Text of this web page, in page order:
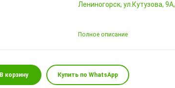
Лениногорск, ул.Кутузова, 9А,
Полное описание
В корзину Купить по WhatsApp